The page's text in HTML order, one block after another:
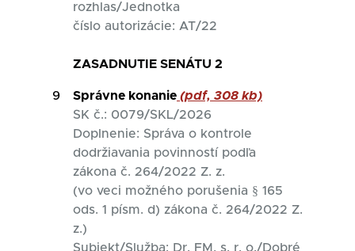
rozhlas/Jednotka
číslo autorizácie: AT/22
ZASADNUTIE SENÁTU 2
9 Správne konanie (pdf, 308 kb)
SK č.: 0079/SKL/2026
Doplnenie: Správa o kontrole
dodržiavania povinností podľa
zákona č. 264/2022 Z. z.
(vo veci možného porušenia § 165
ods. 1 písm. d) zákona č. 264/2022 Z.
z.)
Subjekt/Služba: Dr. FM, s. r. o./Dobré